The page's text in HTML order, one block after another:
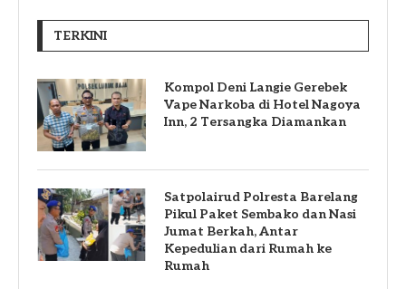
TERKINI
Kompol Deni Langie Gerebek
Vape Narkoba di Hotel Nagoya
Inn, 2 Tersangka Diamankan
Satpolairud Polresta Barelang
Pikul Paket Sembako dan Nasi
Jumat Berkah, Antar
Kepedulian dari Rumah ke
Rumah